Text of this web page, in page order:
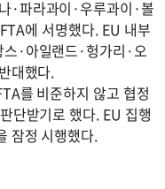
·파라과이·우루과이·볼
에 서명했다. EU 내부
·아일랜드·헝가리·오
대했다.
를 비준하지 않고 협정
단받기로 했다. EU 집행
잠정 시행했다.